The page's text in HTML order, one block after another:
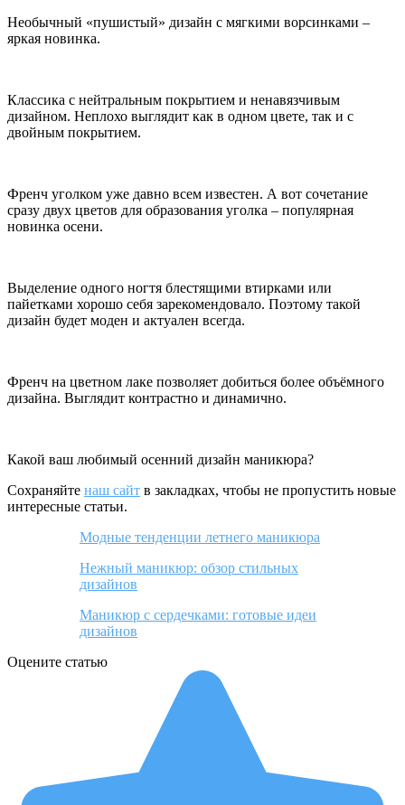
Необычный «пушистый» дизайн с мягкими ворсинками –
яркая новинка.
Классика с нейтральным покрытием и ненавязчивым
дизайном. Неплохо выглядит как в одном цвете, так и с
двойным покрытием.
Френч уголком уже давно всем известен. А вот сочетание
сразу двух цветов для образования уголка – популярная
новинка осени.
Выделение одного ногтя блестящими втирками или
пайетками хорошо себя зарекомендовало. Поэтому такой
дизайн будет моден и актуален всегда.
Френч на цветном лаке позволяет добиться более объёмного
дизайна. Выглядит контрастно и динамично.
Какой ваш любимый осенний дизайн маникюра?
Сохраняйте наш сайт в закладках, чтобы не пропустить новые
интересные статьи.
Модные тенденции летнего маникюра
Нежный маникюр: обзор стильных
дизайнов
Маникюр с сердечками: готовые идеи
дизайнов
Оцените статью